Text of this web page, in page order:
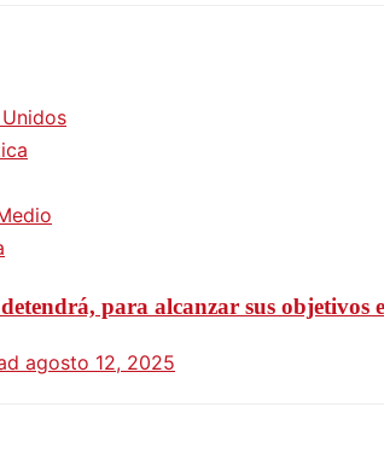
para alcanzar sus objetivos
agosto 12, 2025